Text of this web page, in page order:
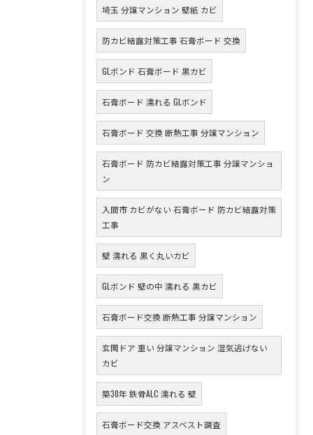
埼玉 分譲マンション 壁紙 カビ
防カビ結露対策工事 石膏ボード 交換
GLボンド 石膏ボード 黒カビ
石膏ボード 濡れる GLボンド
石膏ボード 交換 断熱工事 分譲マンション
石膏ボード 防カビ結露対策工事 分譲マンショ
ン
入間市 カビがない 石膏ボード 防カビ結露対策
工事
壁 濡れる 黒く丸いカビ
GLボンド 壁の中 濡れる 黒カビ
石膏ボード交換 断熱工事 分譲マンション
玄関ドア 重い 分譲マンション 湿気逃げない
カビ
築30年 鉄骨ALC 濡れる 壁
石膏ボード交換 アスベスト調査